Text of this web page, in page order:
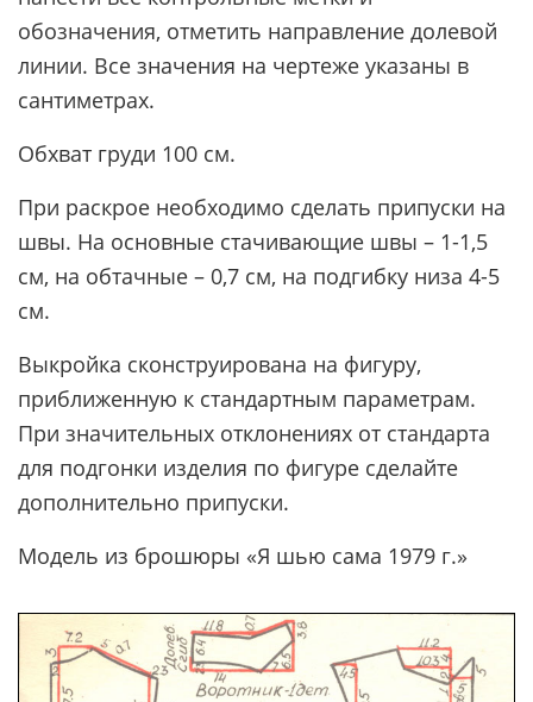
обозначения, отметить направление долевой
линии. Все значения на чертеже указаны в
сантиметрах.
Обхват груди 100 см.
При раскрое необходимо cделать припуски на
швы. На основные стачивающие швы – 1-1,5
см, на обтачные – 0,7 см, на подгибку низа 4-5
см.
Выкройка сконструирована на фигуру,
приближенную к стандартным параметрам.
При значительных отклонениях от стандарта
для подгонки изделия по фигуре сделайте
дополнительно припуски.
Модель из брошюры «Я шью сама 1979 г.»